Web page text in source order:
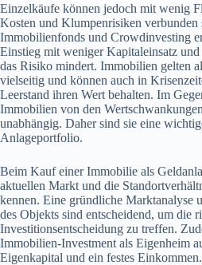
Einzelkäufe können jedoch mit wenig
Kosten und Klumpenrisiken
Immobilienfonds und Crowdinvesting
Einstieg mit weniger Kapitaleinsatz
das Risiko mindert. Immobilien gelten
vielseitig und können auch in
Leerstand ihren Wert behalten. Im
Immobilien von den
unabhängig. Daher sind sie eine
Anlageportfolio.
Beim Kauf einer Immobilie als
aktuellen Markt und die
kennen. Eine gründliche Marktanalyse
des Objekts sind entscheidend, um die
Investitionsentscheidung zu treffen.
Immobilien-Investment als Eigenheim
Eigenkapital und ein festes Einkommen.